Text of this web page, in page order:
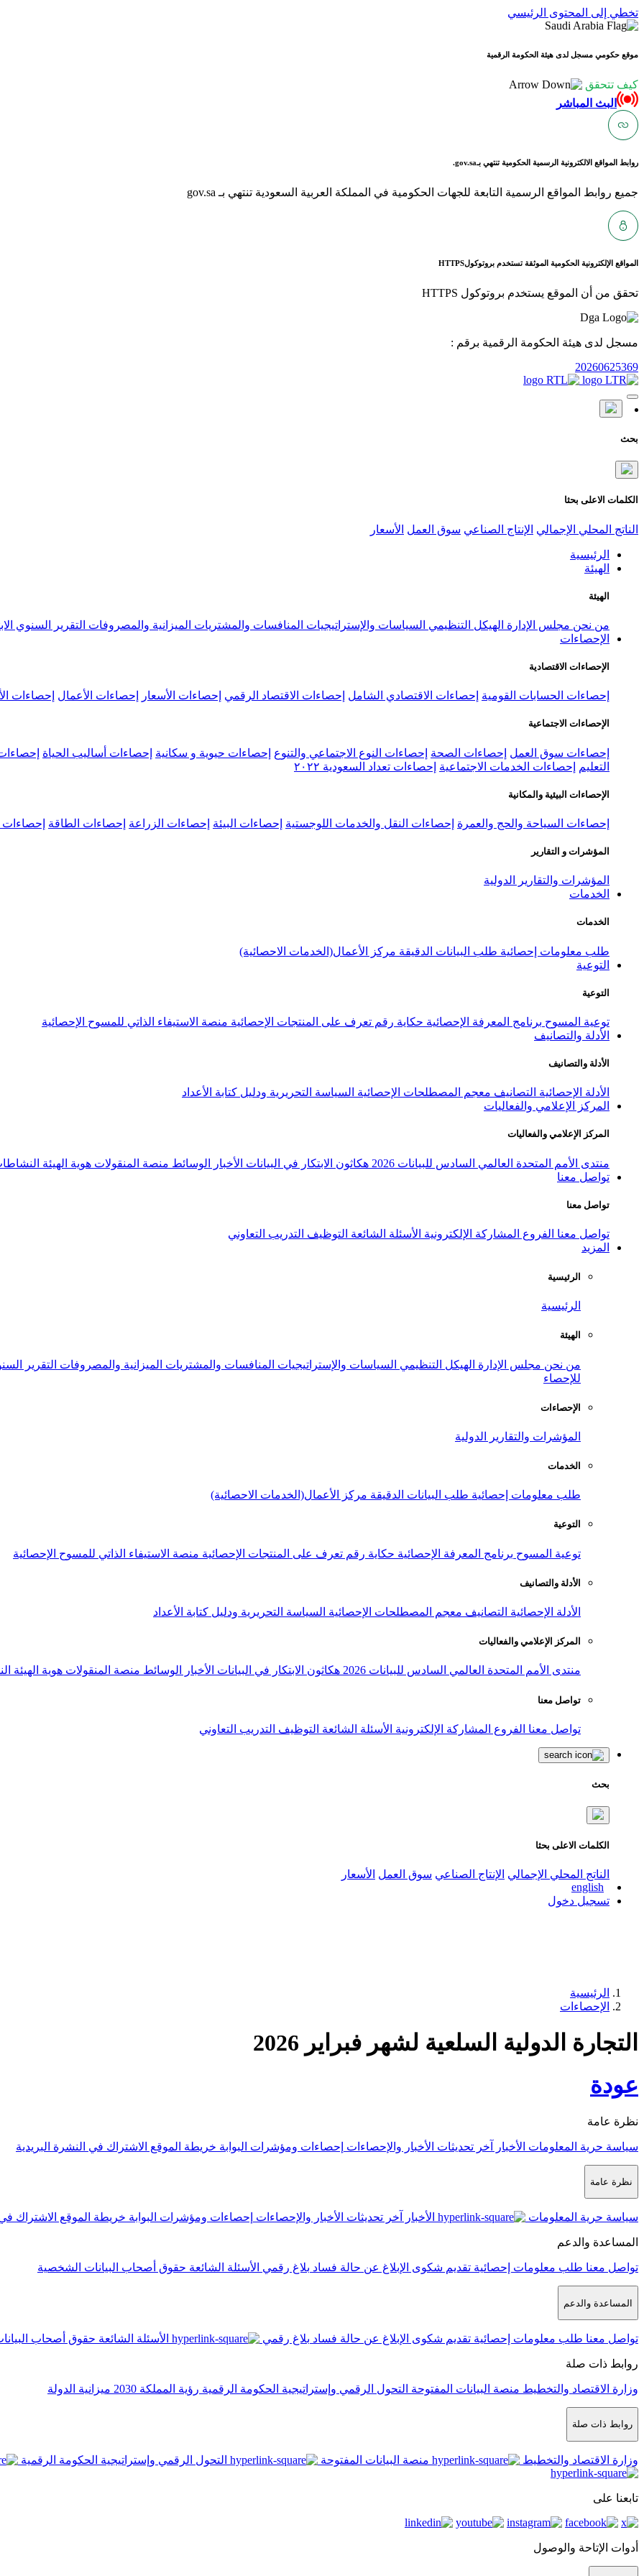
تخطي إلى المحتوى الرئيسي
موقع حكومي مسجل لدى هيئة الحكومة الرقمية
كيف تتحقق
البث المباشر
روابط المواقع الالكترونية الرسمية الحكومية تنتهي بـgov.sa.
جميع روابط المواقع الرسمية التابعة للجهات الحكومية في المملكة العربية السعودية تنتهي بـ gov.sa
المواقع الإلكترونية الحكومية الموثقة تستخدم بروتوكولHTTPS
تحقق من أن الموقع يستخدم بروتوكول HTTPS
مسجل لدى هيئة الحكومة الرقمية برقم :
20260625369
بحث
الكلمات الاعلى بحثا
الناتج المحلي الإجمالي الإنتاج الصناعي سوق العمل الأسعار
الرئيسية
الهيئة
الهيئة
من نحن مجلس الإدارة الهيكل التنظيمي السياسات والإستراتيجيات المنافسات والمشتريات الميزانية والمصروفات التقرير السنوي
الإحصاءات
الإحصاءات الاقتصادية
إحصاءات الحسابات القومية إحصاءات الاقتصادي الشامل إحصاءات الاقتصاد الرقمي إحصاءات الأسعار إحصاءات الأعمال إحصاءات
الإحصاءات الاجتماعية
إحصاءات سوق العمل إحصاءات الصحة إحصاءات النوع الاجتماعي والتنوع إحصاءات حيوية و سكانية إحصاءات أساليب الحياة
التعليم
إحصاءات الخدمات الاجتماعية إحصاءات تعداد السعودية ٢٠٢٢
الإحصاءات البيئية والمكانية
إحصاءات السياحة والحج والعمرة إحصاءات النقل والخدمات اللوجستية إحصاءات البيئة إحصاءات الزراعة إحصاءات الطاقة إحصاءات
المؤشرات و التقارير
المؤشرات والتقارير الدولية
الخدمات
الخدمات
طلب معلومات إحصائية طلب البيانات الدقيقة مركز الأعمال(الخدمات الاحصائية)
التوعية
التوعية
توعية المسوح برنامج المعرفة الإحصائية حكاية رقم تعرف على المنتجات الإحصائية منصة الاستيفاء الذاتي للمسوح الإحصائية
الأدلة والتصانيف
الأدلة والتصانيف
الأدلة الإحصائية التصانيف معجم المصطلحات الإحصائية السياسة التحريرية ودليل كتابة الأعداد
المركز الإعلامي والفعاليات
المركز الإعلامي والفعاليات
منتدى الأمم المتحدة العالمي السادس للبيانات 2026 هكاثون الابتكار في البيانات الأخبار الوسائط منصة المنقولات هوية الهيئة
تواصل معنا
تواصل معنا
تواصل معنا الفروع المشاركة الإلكترونية الأسئلة الشائعة التوظيف التدريب التعاوني
المزيد
الرئيسية
الرئيسية
الهيئة
من نحن مجلس الإدارة الهيكل التنظيمي السياسات والإستراتيجيات المنافسات والمشتريات الميزانية والمصروفات التقرير
للإحصاء
الإحصاءات
المؤشرات والتقارير الدولية
الخدمات
طلب معلومات إحصائية طلب البيانات الدقيقة مركز الأعمال(الخدمات الاحصائية)
التوعية
توعية المسوح برنامج المعرفة الإحصائية حكاية رقم تعرف على المنتجات الإحصائية منصة الاستيفاء الذاتي للمسوح الإحصائية
الأدلة والتصانيف
الأدلة الإحصائية التصانيف معجم المصطلحات الإحصائية السياسة التحريرية ودليل كتابة الأعداد
المركز الإعلامي والفعاليات
منتدى الأمم المتحدة العالمي السادس للبيانات 2026 هكاثون الابتكار في البيانات الأخبار الوسائط منصة المنقولات هوية الهيئة
تواصل معنا
تواصل معنا الفروع المشاركة الإلكترونية الأسئلة الشائعة التوظيف التدريب التعاوني
بحث
الكلمات الاعلى بحثا
الناتج المحلي الإجمالي الإنتاج الصناعي سوق العمل الأسعار
english
تسجيل دخول
الرئيسية
الإحصاءات
التجارة الدولية السلعية لشهر فبراير 2026
عودة
نظرة عامة
سياسة حرية المعلومات الأخبار آخر تحديثات الأخبار والإحصاءات إحصاءات ومؤشرات البوابة خريطة الموقع الاشتراك في النشرة البريدية
نظرة عامة
سياسة حرية المعلومات الأخبار آخر تحديثات الأخبار والإحصاءات إحصاءات ومؤشرات البوابة خريطة الموقع الاشتراك
المساعدة والدعم
تواصل معنا طلب معلومات إحصائية تقديم شكوى الإبلاغ عن حالة فساد بلاغ رقمي الأسئلة الشائعة حقوق أصحاب البيانات الشخصية
المساعدة والدعم
تواصل معنا طلب معلومات إحصائية تقديم شكوى الإبلاغ عن حالة فساد بلاغ رقمي الأسئلة الشائعة حقوق أصحاب
روابط ذات صلة
وزارة الاقتصاد والتخطيط منصة البيانات المفتوحة التحول الرقمي وإستراتيجية الحكومة الرقمية رؤية المملكة 2030 ميزانية الدولة
روابط ذات صلة
وزارة الاقتصاد والتخطيط منصة البيانات المفتوحة التحول الرقمي وإستراتيجية الحكومة الرقمية
تابعنا على
أدوات الإتاحة والوصول